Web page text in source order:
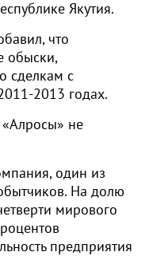
Якутия.
что
обыски,
сделкам с
2013 годах.
не
один из
На долю
мирового
предприятия